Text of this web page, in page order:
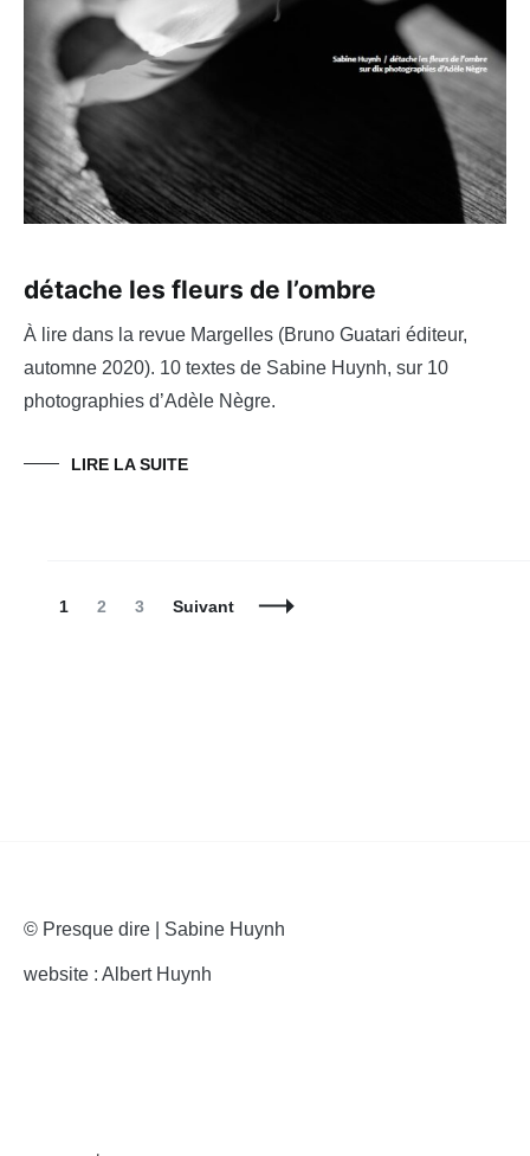
détache les fleurs de l’ombre
À lire dans la revue Margelles (Bruno Guatari éditeur,
automne 2020). 10 textes de Sabine Huynh, sur 10
photographies d’Adèle Nègre.
LIRE LA SUITE
Navigation
Page
1 Page
2 Page
3 Suivant
© Presque dire | Sabine Huynh
website : Albert Huynh